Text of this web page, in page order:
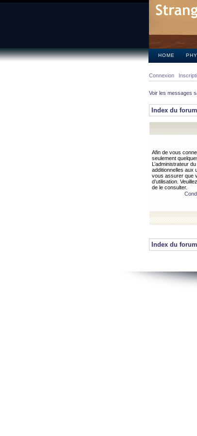
HOME
Connexion
Voir les messages
Index du forum
Afin de vous
seulement
L’administrateur
additionnelles aux
vous assurer que
d’utilisation.
de le consulter.
Index du forum